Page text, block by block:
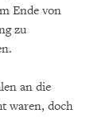
Ende von
zu
an die
waren, doch